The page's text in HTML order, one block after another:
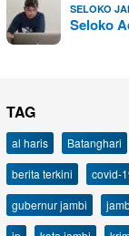
SELOKO
Seloko
TAG
al haris Batanghari
berita terkini
covid-
gubernur jambi